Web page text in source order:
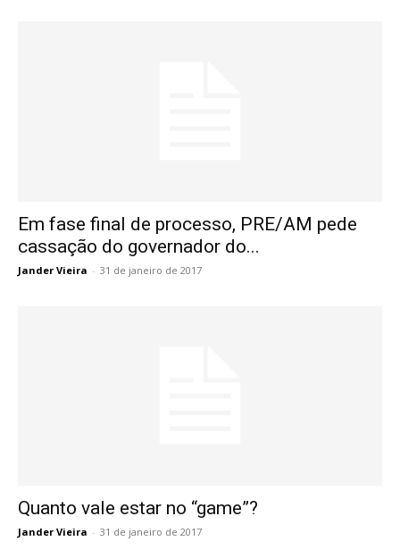
Em fase final de processo, PRE/AM pede
cassação do governador do...
Jander Vieira - 31 de janeiro de 2017
Quanto vale estar no “game”?
Jander Vieira - 31 de janeiro de 2017